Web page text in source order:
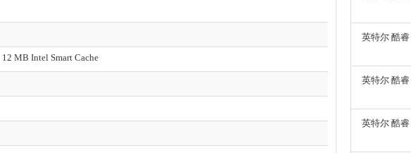
12 MB Intel Smart Cache
英特尔 酷睿
英特尔 酷睿
英特尔 酷睿